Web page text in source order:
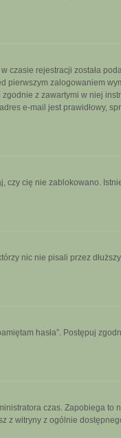
czasie rejestracji została
pierwszym zalogowaniem
z zawartymi w niej
e-mail jest prawidłowy,
czy cię nie zablokowano.
nic nie pisali przez
hasła”. Postępuj
czas. Zapobiega to
z witryny z ogólnie